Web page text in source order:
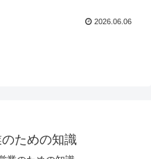
2026.06.06
ための知識